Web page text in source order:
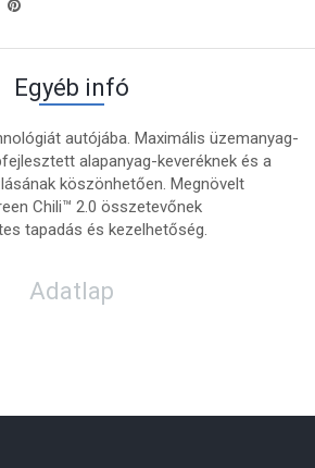
Egyéb infó
autójába. Maximális üzemanyag-
alapanyag-keveréknek és a
köszönhetően. Megnövelt
Chili™ 2.0 összetevőnek
tapadás és kezelhetőség.
Adatlap